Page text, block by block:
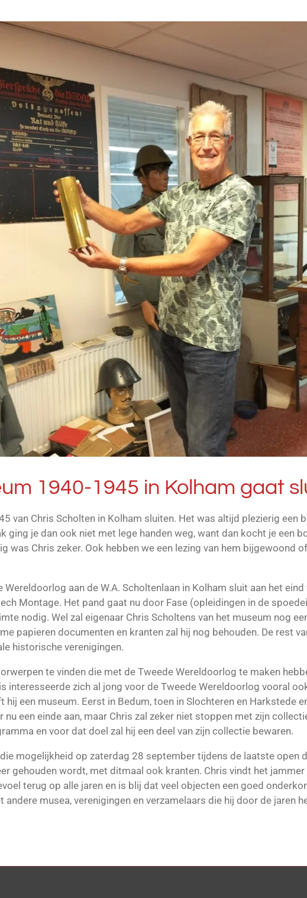
1940-1945 in Kolham gaat
van Chris Scholten in Kolham sluiten. Het was altijd plezierig een
ging je dan ook niet met lege handen weg, want dan kocht je een
was Chris zeker. Ook hebben we een lezing van hem bijgewoond
aan de W.A. Scholtenlaan in Kolham sluit aan het
Montage. Het pand gaat nu door Fase (opleidingen in de
nodig. Wel zal eigenaar Chris Scholtens van het museum nog
papieren documenten en kranten zal hij nog behouden. De rest
historische verenigingen.
te vinden die met de Tweede Wereldoorlog te maken
interesseerde zich al jong voor de Tweede Wereldoorlog vooral
hij een museum. Eerst in Bedum, toen in Slochteren en Harkstede
een einde aan, maar Chris zal zeker niet stoppen met zijn
en voor dat doel zal hij een deel van zijn collectie bewaren.
mogelijkheid op zaterdag 28 september tijdens de laatste open
gehouden wordt, met ditmaal ook kranten. Chris vindt het
terug op alle jaren en is blij dat veel objecten een goed
musea, verenigingen en verzamelaars die hij door de jaren